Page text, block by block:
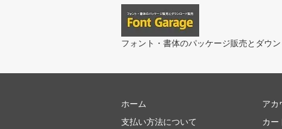
フォント・書体のパッケージ販売とダウ
ホーム
支払い方法について
アカ
カー